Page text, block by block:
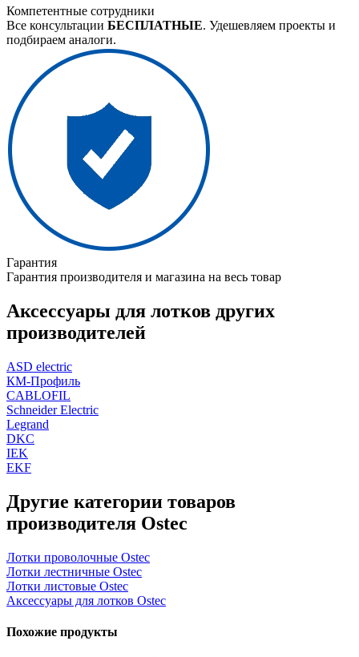
Компетентные сотрудники
Все консультации БЕСПЛАТНЫЕ. Удешевляем проекты и
подбираем аналоги.
Гарантия
Гарантия производителя и магазина на весь товар
Аксессуары для лотков других
производителей
ASD electric
КМ-Профиль
CABLOFIL
Schneider Electric
Legrand
DKC
IEK
EKF
Другие категории товаров
производителя Ostec
Лотки проволочные Ostec
Лотки лестничные Ostec
Лотки листовые Ostec
Аксессуары для лотков Ostec
Похожие продукты